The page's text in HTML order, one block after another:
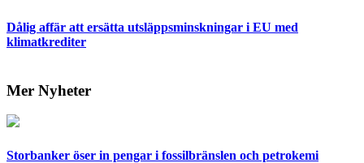
Dålig affär att ersätta utsläppsminskningar i EU med
klimatkrediter
Mer Nyheter
Storbanker öser in pengar i fossilbränslen och petrokemi